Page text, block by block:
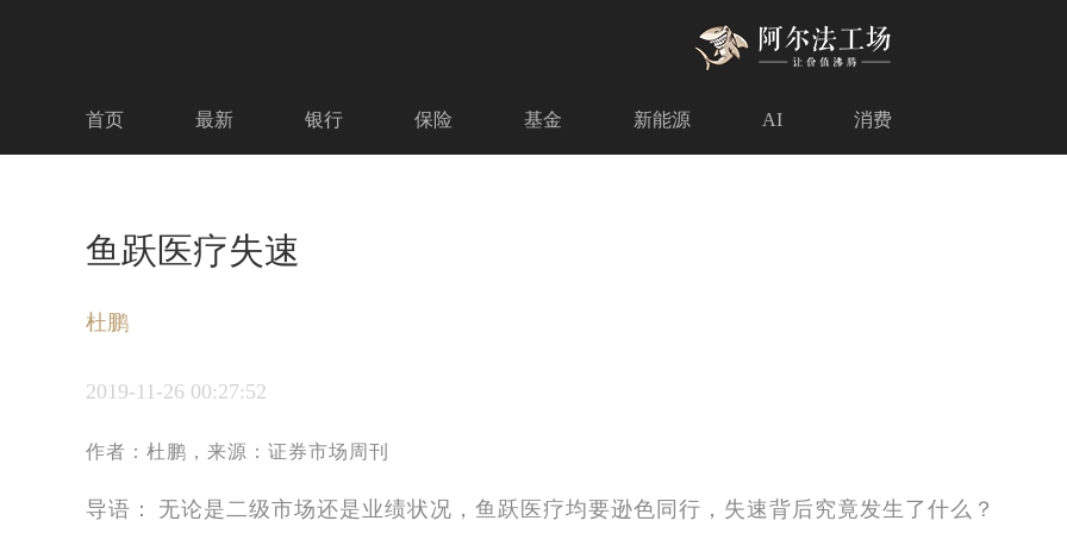
首页 最新 银行 保险 基金 新能源 AI 消费
鱼跃医疗失速
杜鹏
2019-11-26 00:27:52
作者：杜鹏，来源：证券市场周刊
导语： 无论是二级市场还是业绩状况，鱼跃医疗均要逊色同行，失速背后究竟发生了什么？